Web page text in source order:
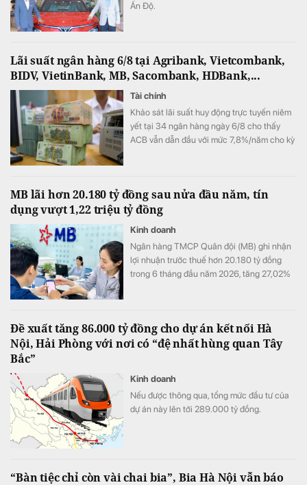
Ấn Độ.
Lãi suất ngân hàng 6/8 tại Agribank, Vietcombank,
BIDV, VietinBank, MB, Sacombank, HDBank,...
Tài chính
Khảo sát lãi suất huy động trực tuyến niêm
yết tại 34 ngân hàng ngày 6/8 cho thấy
ACB vẫn dẫn đầu với mức 7,8%/năm cho kỳ
MB lãi hơn 20.180 tỷ đồng sau nửa đầu năm, tín
dụng vượt 1,22 triệu tỷ đồng
Kinh doanh
Ngân hàng TMCP Quân đội (MB) ghi nhận
lợi nhuận trước thuế hơn 20.180 tỷ đồng
trong 6 tháng đầu năm 2026, tăng 27,02%
1,74 triệu tỷ đồng.
Đề xuất tăng 86.000 tỷ đồng cho dự án kết nối Hà
Nội, Hải Phòng với nơi có “đệ nhất hùng quan Tây
Bắc”
Kinh doanh
Nếu được thông qua, tổng mức đầu tư của
dự án này lên tới 289.000 tỷ đồng.
“Bàn tiệc chỉ còn vài chai bia”, Bia Hà Nội vẫn báo